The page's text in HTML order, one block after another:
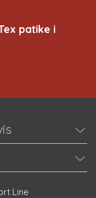
patike i
Line